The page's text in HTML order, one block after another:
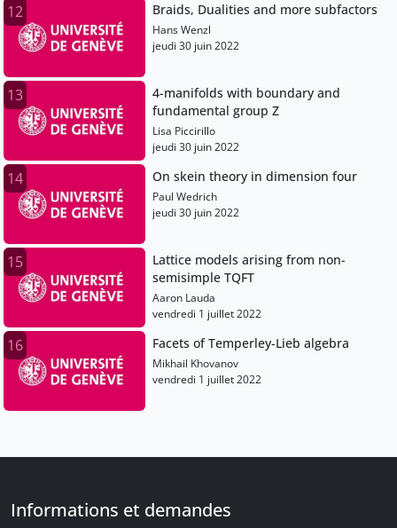
12 Braids, Dualities and more subfactors
Hans Wenzl
jeudi 30 juin 2022
13
4-manifolds with boundary and
fundamental group Z
Lisa Piccirillo
jeudi 30 juin 2022
14 On skein theory in dimension four
Paul Wedrich
jeudi 30 juin 2022
15
Lattice models arising from non-
semisimple TQFT
Aaron Lauda
vendredi 1 juillet 2022
16 Facets of Temperley-Lieb algebra
Mikhail Khovanov
vendredi 1 juillet 2022
Informations et demandes